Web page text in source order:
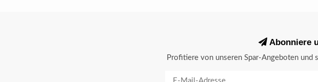
Abonniere
Profitiere von unseren Spar-Angeboten und